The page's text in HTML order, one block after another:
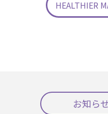
HEALTHIER
お知ら